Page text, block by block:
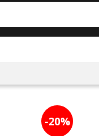
20%